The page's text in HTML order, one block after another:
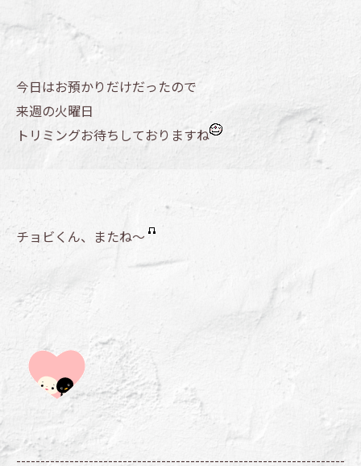
今日はお預かりだけだったので
来週の火曜日
トリミングお待ちしておりますね
チョビくん、またね～
--------------------------------------------------------------------